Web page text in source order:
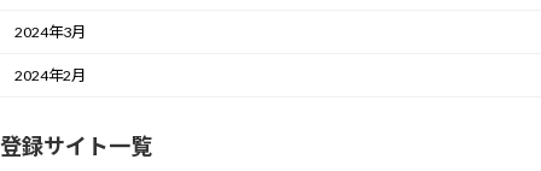
2024年3月
2024年2月
登録サイト一覧